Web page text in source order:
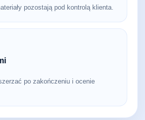
pozostają pod kontrolą klienta.
po zakończeniu i ocenie